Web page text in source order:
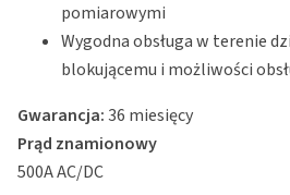
pomiarowymi
Wygodna obsługa w terenie
blokującemu i możliwości
Gwarancja:36 miesięcy
Prąd znamionowy
500A AC/DC